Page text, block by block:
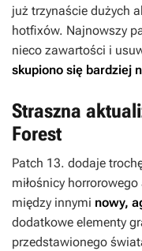
już trzynaście dużych
hotfixów. Najnowszy
nieco zawartości i
skupiono się bardziej
Straszna
Forest
Patch 13. dodaje
miłośnicy
między innymi nowy,
dodatkowe elementy
przedstawionego